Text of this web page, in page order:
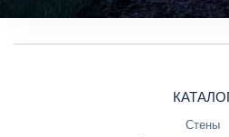
Стены